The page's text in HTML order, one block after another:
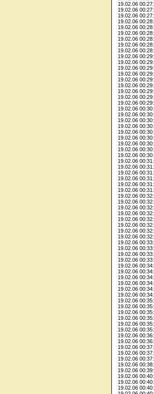
19.02.06 00:27:
19.02.06 00:27:
19.02.06 00:27:
19.02.06 00:28:
19.02.06 00:28:
19.02.06 00:28:
19.02.06 00:28:
19.02.06 00:28:
19.02.06 00:28:
19.02.06 00:29:
19.02.06 00:29:
19.02.06 00:29:
19.02.06 00:29:
19.02.06 00:29:
19.02.06 00:29:
19.02.06 00:29:
19.02.06 00:29:
19.02.06 00:29:
19.02.06 00:30:
19.02.06 00:30:
19.02.06 00:30:
19.02.06 00:30:
19.02.06 00:30:
19.02.06 00:30:
19.02.06 00:30:
19.02.06 00:30:
19.02.06 00:30:
19.02.06 00:31:
19.02.06 00:31:
19.02.06 00:31:
19.02.06 00:31:
19.02.06 00:31:
19.02.06 00:31:
19.02.06 00:32:
19.02.06 00:32:
19.02.06 00:32:
19.02.06 00:32:
19.02.06 00:32:
19.02.06 00:32:
19.02.06 00:32:
19.02.06 00:32:
19.02.06 00:33:
19.02.06 00:33:
19.02.06 00:33:
19.02.06 00:33:
19.02.06 00:34:
19.02.06 00:34:
19.02.06 00:34:
19.02.06 00:34:
19.02.06 00:34:
19.02.06 00:34:
19.02.06 00:35:
19.02.06 00:35:
19.02.06 00:35:
19.02.06 00:35:
19.02.06 00:35:
19.02.06 00:35:
19.02.06 00:36:
19.02.06 00:36:
19.02.06 00:37:
19.02.06 00:37:
19.02.06 00:37:
19.02.06 00:38:
19.02.06 00:39:
19.02.06 00:40:
19.02.06 00:40:
19.02.06 00:40: